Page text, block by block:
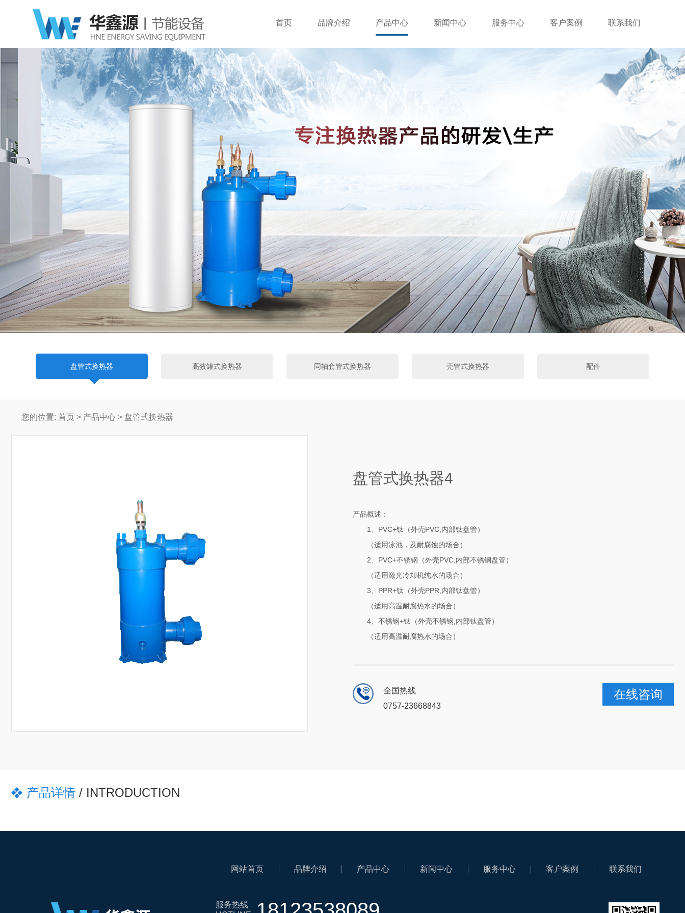
首页 品牌介绍 产品中心 新闻中心 服务中心 客户案例 联系我们
盘管式换热器 高效罐式换热器 同轴套管式换热器 壳管式换热器 配件
您的位置: 首页 > 产品中心 > 盘管式换热器
盘管式换热器4
产品概述：
1、PVC+钛（外壳PVC,内部钛盘管）
（适用泳池，及耐腐蚀的场合）
2、PVC+不锈钢（外壳PVC,内部不锈钢盘管）
（适用激光冷却机纯水的场合）
3、PPR+钛（外壳PPR,内部钛盘管）
（适用高温耐腐热水的场合）
4、不锈钢+钛（外壳不锈钢,内部钛盘管）
（适用高温耐腐热水的场合）
全国热线
0757-23668843
在线咨询
产品详情 / INTRODUCTION
网站首页 品牌介绍 产品中心 新闻中心 服务中心 客户案例 联系我们
服务热线